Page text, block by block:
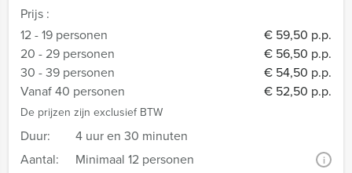
Prijs :
12 - 19 personen
€ 59,50 p.p.
20 - 29 personen
€ 56,50 p.p.
30 - 39 personen
€ 54,50 p.p.
Vanaf 40 personen
€ 52,50 p.p.
De prijzen zijn exclusief BTW
Duur:
4 uur en 30 minuten
Aantal:
Minimaal 12 personen i